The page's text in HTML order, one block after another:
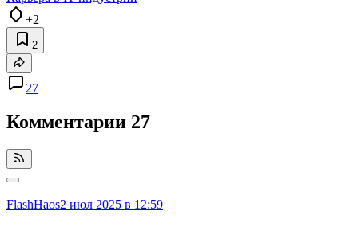
+2
2
27
Комментарии 27
FlashHaos2 июл 2025 в 12:59